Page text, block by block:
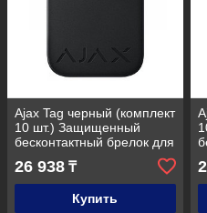
Ajax Tag черный (комплект
10 шт.) Защищенный
бесконтактный брелок для
клавиатуры
26 938 ₸
Купить